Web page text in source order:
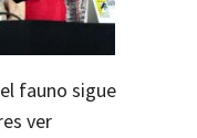
fauno sigue
ver